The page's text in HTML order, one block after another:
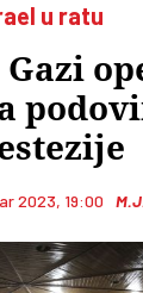
u ratu
2023, 19:00